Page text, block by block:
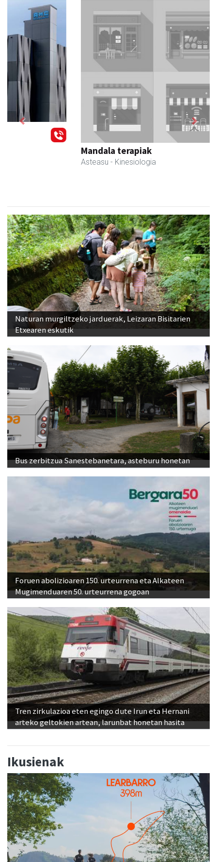
- Kinesiologia
Previous Next
Naturan murgiltzeko jarduerak, Leizaran Bisitarien
Etxearen eskutik
Bus zerbitzua Sanestebanetara, asteburu honetan
Foruen abolizioaren 150. urteurrena eta Alkateen
Mugimenduaren 50. urteurrena gogoan
Tren zirkulazioa eten egingo dute Irun eta Hernani
arteko geltokien artean, larunbat honetan hasita
Ikusienak